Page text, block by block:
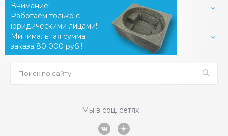
Услуги
Производство
Мы в соц. сетях
Внимание!
Работаем только с
юридическими лицами!
Минимальная сумма
заказа 80 000 руб.!